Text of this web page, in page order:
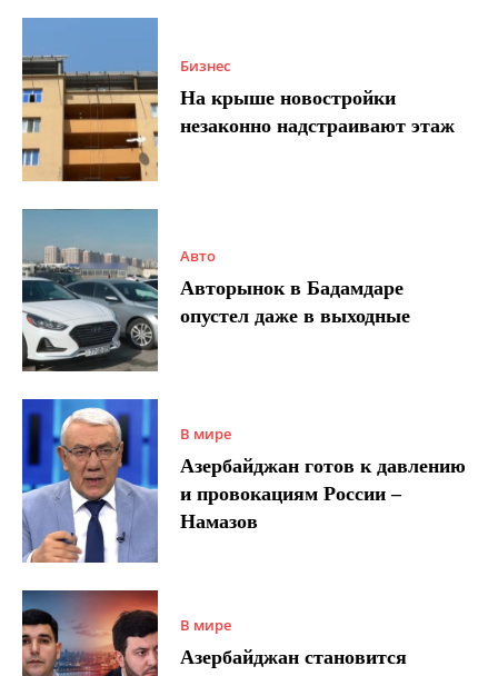
Бизнес
На крыше новостройки
незаконно надстраивают этаж
Авто
Авторынок в Бадамдаре
опустел даже в выходные
В мире
Азербайджан готов к давлению
и провокациям России –
Намазов
В мире
Азербайджан становится